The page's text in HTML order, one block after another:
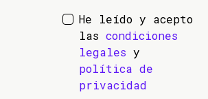
He leído y acepto
las condiciones
legales y
política de
privacidad